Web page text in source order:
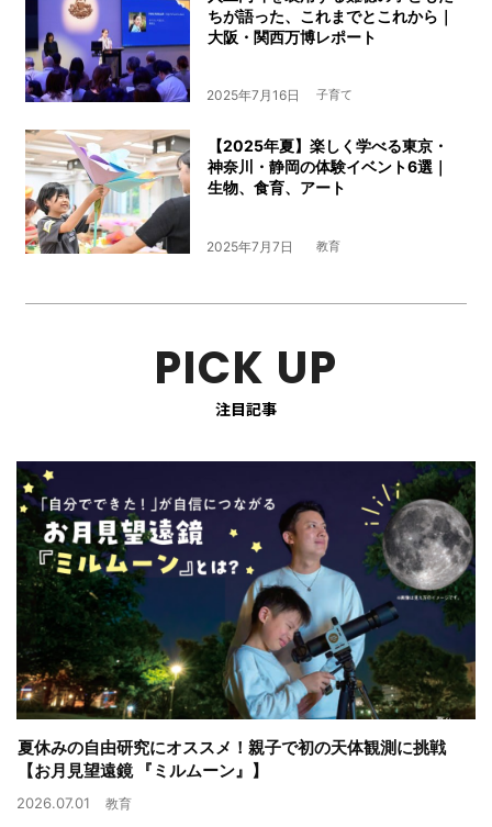
ちが語った、これまでとこれから｜
大阪・関西万博レポート
2025年7月16日 子育て
【2025年夏】楽しく学べる東京・
神奈川・静岡の体験イベント6選｜
生物、食育、アート
2025年7月7日 教育
PICK UP
注目記事
夏休みの自由研究にオススメ！親子で初の天体観測に挑戦
【お月見望遠鏡 『ミルムーン』】
2026.07.01 教育